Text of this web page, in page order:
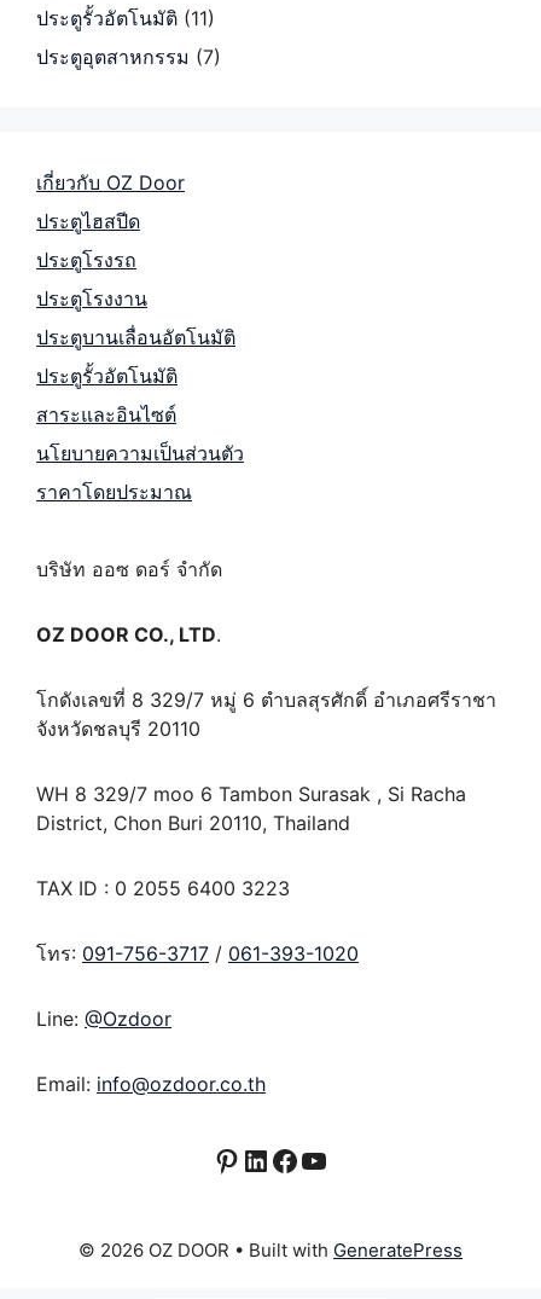
ประตูรั้วอัตโนมัติ (11)
ประตูอุตสาหกรรม (7)
เกี่ยวกับ OZ Door
ประตูไฮสปีด
ประตูโรงรถ
ประตูโรงงาน
ประตูบานเลื่อนอัตโนมัติ
ประตูรั้วอัตโนมัติ
สาระและอินไซต์
นโยบายความเป็นส่วนตัว
ราคาโดยประมาณ
บริษัท ออซ ดอร์ จำกัด
OZ DOOR CO., LTD.
โกดังเลขที่ 8 329/7 หมู่ 6 ตำบลสุรศักดิ์ อำเภอศรีราชา
จังหวัดชลบุรี 20110
WH 8 329/7 moo 6 Tambon Surasak , Si Racha
District, Chon Buri 20110, Thailand
TAX ID : 0 2055 6400 3223
โทร: 091-756-3717 / 061-393-1020
Line: @Ozdoor
Email: info@ozdoor.co.th
Pinterest
LinkedIn
Facebook
YouTube
© 2026 OZ DOOR • Built with GeneratePress